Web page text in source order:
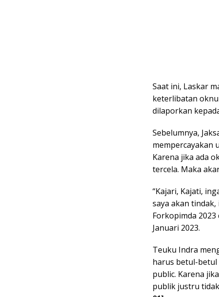
Saat ini, Laskar
keterlibatan
dilaporkan
Sebelumnya,
mempercayakan
Karena jika ada
tercela. Maka
“Kajari, Kajati,
saya akan
Forkopimda 2023
Januari 2023.
Teuku Indra
harus betul-betul
public. Karena
publik justru